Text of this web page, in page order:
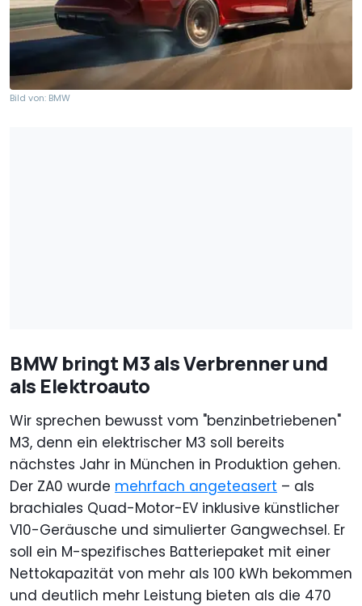
Bild von: BMW
BMW bringt M3 als Verbrenner und
als Elektroauto
Wir sprechen bewusst vom "benzinbetriebenen"
M3, denn ein elektrischer M3 soll bereits
nächstes Jahr in München in Produktion gehen.
Der ZA0 wurde mehrfach angeteasert – als
brachiales Quad-Motor-EV inklusive künstlicher
V10-Geräusche und simulierter Gangwechsel. Er
soll ein M-spezifisches Batteriepaket mit einer
Nettokapazität von mehr als 100 kWh bekommen
und deutlich mehr Leistung bieten als die 470